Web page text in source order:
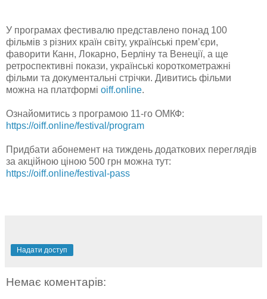
У програмах фестивалю представлено понад 100
фільмів з різних країн світу, українські прем’єри,
фаворити Канн, Локарно, Берліну та Венеції, а ще
ретроспективні покази, українські короткометражні
фільми та документальні стрічки. Дивитись фільми
можна на платформі oiff.online.
Ознайомитись з програмою 11-го ОМКФ:
https://oiff.online/festival/program
Придбати абонемент на тиждень додаткових переглядів
за акційною ціною 500 грн можна тут:
https://oiff.online/festival-pass
Надати доступ
Немає коментарів: